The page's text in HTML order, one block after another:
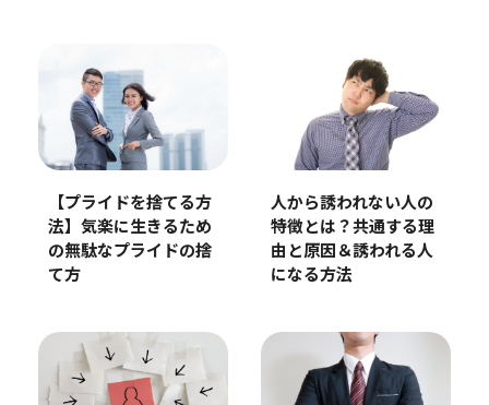
【プライドを捨てる方
法】気楽に生きるため
の無駄なプライドの捨
て方
人から誘われない人の
特徴とは？共通する理
由と原因＆誘われる人
になる方法